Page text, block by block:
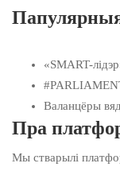
«SMART-
Валанцёры
Пра
Мы стварылі